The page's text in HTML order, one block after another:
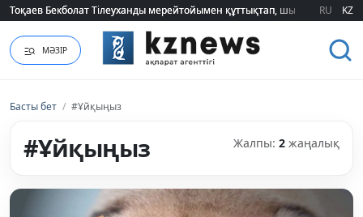
Тоқаев Бекболат Тілеуханды мерейтойымен құттықтап, шығармашылық
Тоқаев Бекболат Тілеуханды мерейтойымен құттықтап, шығармашылық
RU KZ
МӘЗІР
Басты бет / #Ұйқыңыз
#Ұйқыңыз Жалпы: 2 жаңалық